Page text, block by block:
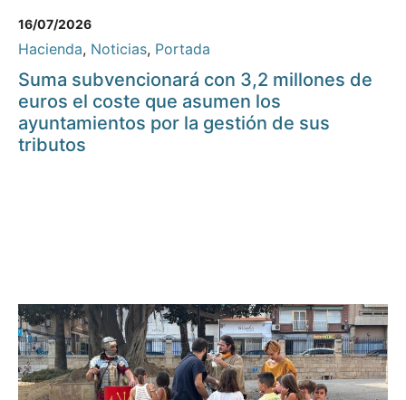
16/07/2026
Hacienda, Noticias, Portada
Suma subvencionará con 3,2 millones de
euros el coste que asumen los
ayuntamientos por la gestión de sus
tributos